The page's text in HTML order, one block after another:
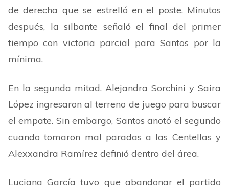
de derecha que se estrelló en el poste. Minutos
después, la silbante señaló el final del primer
tiempo con victoria parcial para Santos por la
mínima.
En la segunda mitad, Alejandra Sorchini y Saira
López ingresaron al terreno de juego para buscar
el empate. Sin embargo, Santos anotó el segundo
cuando tomaron mal paradas a las Centellas y
Alexxandra Ramírez definió dentro del área.
Luciana García tuvo que abandonar el partido